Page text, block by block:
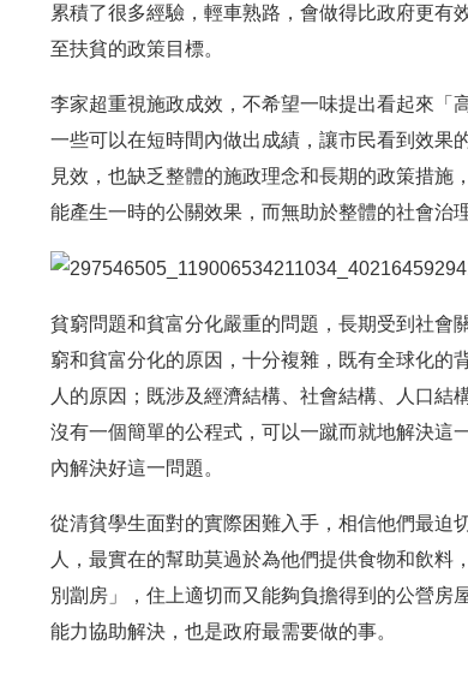
累積了很多經驗，輕車熟路，會做得比政府更有
至扶貧的政策目標。
李家超重視施政成效，不希望一味提出看起來「
一些可以在短時間內做出成績，讓市民看到效果
見效，也缺乏整體的施政理念和長期的政策措施
能產生一時的公關效果，而無助於整體的社會治理
貧窮問題和貧富分化嚴重的問題，長期受到社會
窮和貧富分化的原因，十分複雜，既有全球化的
人的原因；既涉及經濟結構、社會結構、人口
沒有一個簡單的公程式，可以一蹴而就地解決這
內解決好這一問題。
從清貧學生面對的實際困難入手，相信他們最迫
人，最實在的幫助莫過於為他們提供食物和飲
別劏房」，住上適切而又能夠負擔得到的公營房
能力協助解決，也是政府最需要做的事。